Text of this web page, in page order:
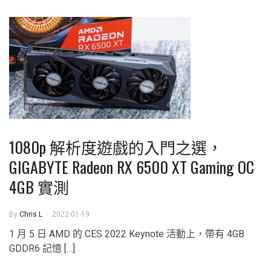
1080p 解析度遊戲的入門之選，
GIGABYTE Radeon RX 6500 XT Gaming OC
4GB 實測
By Chris.L 2022-01-19
1 月 5 日 AMD 的 CES 2022 Keynote 活動上，帶有 4GB
GDDR6 記憶 […]